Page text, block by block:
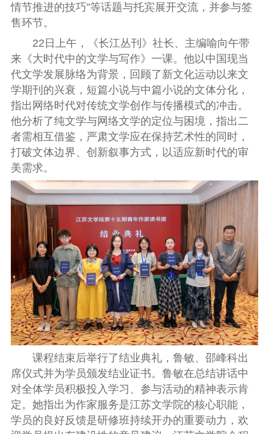
情节推进的技巧”等话题与托宾展开交流，并参与签
售环节。
22日上午，《长江丛刊》社长、主编喻向午带
来《大时代中的文学与写作》一课。他以中国现当
代文学发展脉络为背景，回顾了新文化运动以来文
学期刊的兴衰 ， 短篇小说与中篇小说的文体分化，
指出网络时代对传统文学创作与传播模式的冲击。
他分析了纯文学与网络文学的定位与困境，指出二
者需相互借鉴， 严肃文学应在保持艺术性的同时，
打破文体边界、创新叙事方式，以适应新时代的审
美需求。
课程结束后举行了结业典礼， 鲁敏、邵峰科出
席仪式并为学员颁发结业证书。鲁敏在总结讲话中
对全体学员积极投入学习、参与活动的精神表示肯
定。她指出为作家服务是江苏文学院的核心职能，
学员的良好反馈是研修班持续开办的重要动力，欢